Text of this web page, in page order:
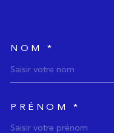
NOM *
PRÉNOM *